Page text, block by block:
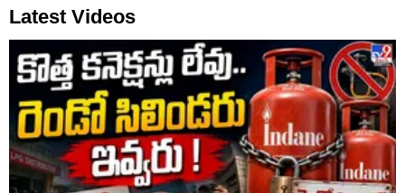
Latest Videos